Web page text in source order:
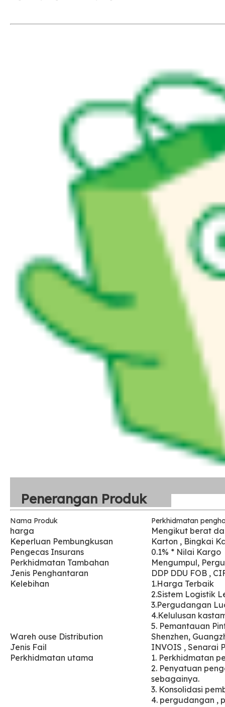
Penerangan Produk
Nama Produk Perkhidmatan
harga
Mengikut berat
Keperluan Pembungkusan
Karton , Bingkai
Pengecas Insurans
0.1% * Nilai Kargo
Perkhidmatan Tambahan
Mengumpul,
Jenis Penghantaran
DDP DDU FOB ,
Kelebihan
1.Harga Terbaik
2.Sistem Logistik
3.Pergudangan
4.Kelulusan
5. Pemantauan
Wareh ouse Distribution
Shenzhen,
Jenis Fail
INVOIS , Senarai
Perkhidmatan utama
1. Perkhidmatan
2. Penyatuan
sebagainya.
3. Konsolidasi
4. pergudangan ,